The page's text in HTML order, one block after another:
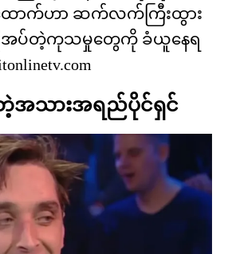
ောက်ဟာ ဆက်လက်ကြီးထွား
လိုအပ်တဲ့ကုသမှုတွေကို ခံယူနေရ
အသားအရည်ပိုင်ရှင်